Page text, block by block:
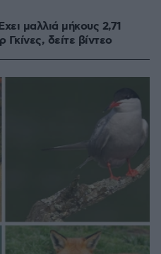
μαλλιά μήκους 2,71
δείτε βίντεο